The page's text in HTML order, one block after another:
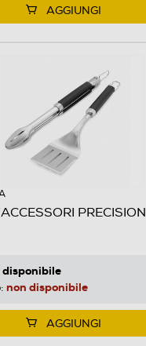
AGGIUNGI
PRECISION
disponibile
non disponibile
AGGIUNGI